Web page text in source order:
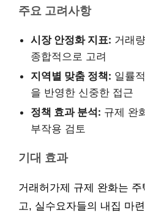
주요 고려사항
시장 안정화 지표: 거래
종합적으로 고려
지역별 맞춤 정책: 일률
을 반영한 신중한 접근
정책 효과 분석: 규제 완
부작용 검토
기대 효과
거래허가제 규제 완화는 주
고, 실수요자들의 내집 마